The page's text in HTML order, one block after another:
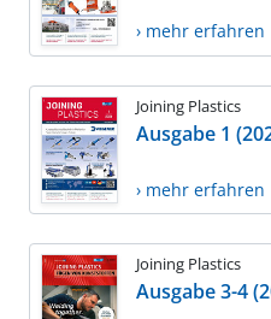
› mehr erfahren
Joining Plastics
Ausgabe 1
› mehr erfahren
Joining Plastics
Ausgabe 3-4